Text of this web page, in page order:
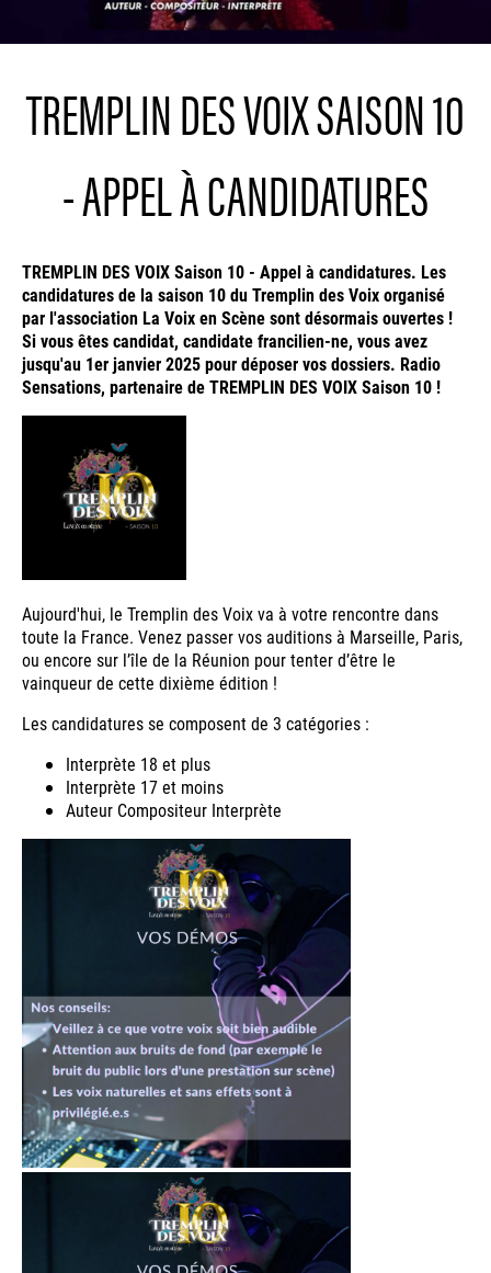
TREMPLIN DES VOIX SAISON 10
- APPEL À CANDIDATURES
TREMPLIN DES VOIX Saison 10 - Appel à candidatures. Les
candidatures de la saison 10 du Tremplin des Voix organisé
par l'association La Voix en Scène sont désormais ouvertes !
Si vous êtes candidat, candidate francilien-ne, vous avez
jusqu'au 1er janvier 2025 pour déposer vos dossiers. Radio
Sensations, partenaire de TREMPLIN DES VOIX Saison 10 !
Aujourd'hui, le Tremplin des Voix va à votre rencontre dans
toute la France. Venez passer vos auditions à Marseille, Paris,
ou encore sur l’île de la Réunion pour tenter d’être le
vainqueur de cette dixième édition !
Les candidatures se composent de 3 catégories :
Interprète 18 et plus
Interprète 17 et moins
Auteur Compositeur Interprète